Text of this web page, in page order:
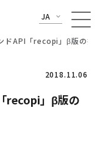
JA
ドAPI「recopi」β版の提
2018.11.06
recopi」β版の